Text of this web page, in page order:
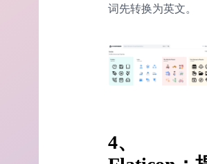
词先转换为英文。
4、